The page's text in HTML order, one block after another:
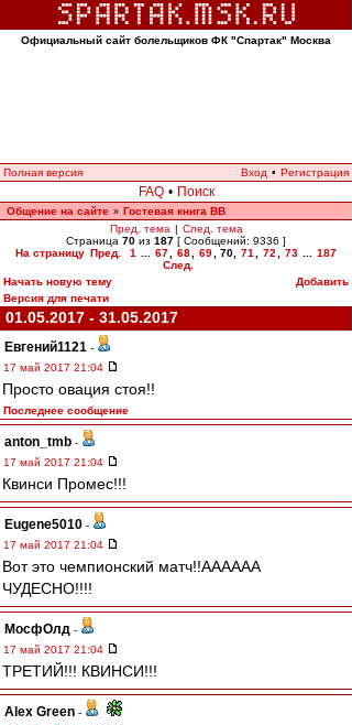
Официальный сайт болельщиков ФК "Спартак" Москва
Полная версия Вход • Регистрация
FAQ • Поиск
Общение на сайте » Гостевая книга ВВ
Пред. тема | След. тема
Страница 70 из 187 [ Сообщений: 9336 ]
На страницу Пред. 1 67 68 69 70 71 72 73
187
След.
Начать новую тему
Добавить
Версия для печати
01.05.2017 - 31.05.2017
Евгений1121 -
17 май 2017 21:04
Просто овация стоя!!
Последнее сообщение
anton_tmb -
17 май 2017 21:04
Квинси Промес!!!
Eugene5010 -
17 май 2017 21:04
Вот это чемпионский матч!!АААААА
ЧУДЕСНО!!!!
МосфОлд -
17 май 2017 21:04
ТРЕТИЙ!!! КВИНСИ!!!
Alex Green -